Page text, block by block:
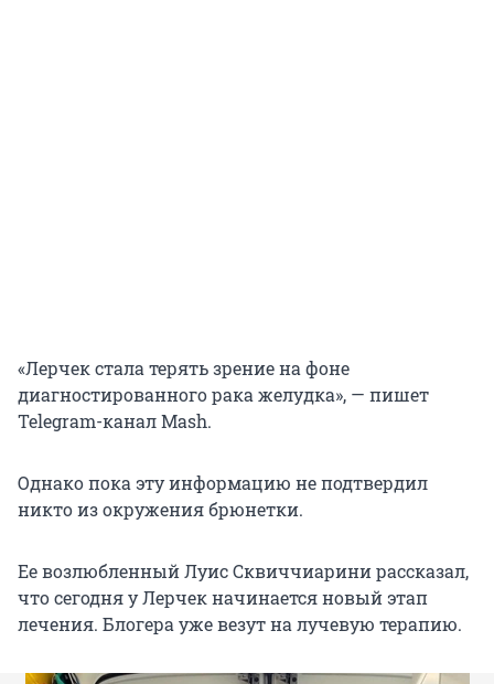
«Лерчек стала терять зрение на фоне
диагностированного рака желудка», — пишет
Telegram-канал Mash.
Однако пока эту информацию не подтвердил
никто из окружения брюнетки.
Ее возлюбленный Луис Сквиччиарини рассказал,
что сегодня у Лерчек начинается новый этап
лечения. Блогера уже везут на лучевую терапию.